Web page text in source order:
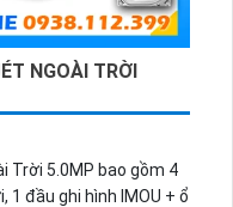
NGOÀI TRỜI
Trời 5.0MP bao gồm 4
1 đầu ghi hình IMOU + ổ